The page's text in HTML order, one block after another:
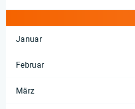
Januar
Februar
März